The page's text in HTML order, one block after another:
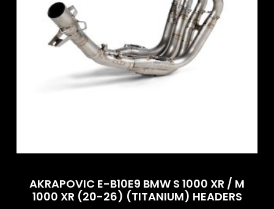
AKRAPOVIC E-B10E9 BMW S 1000 XR / M
1000 XR (20-26) (TITANIUM) HEADERS